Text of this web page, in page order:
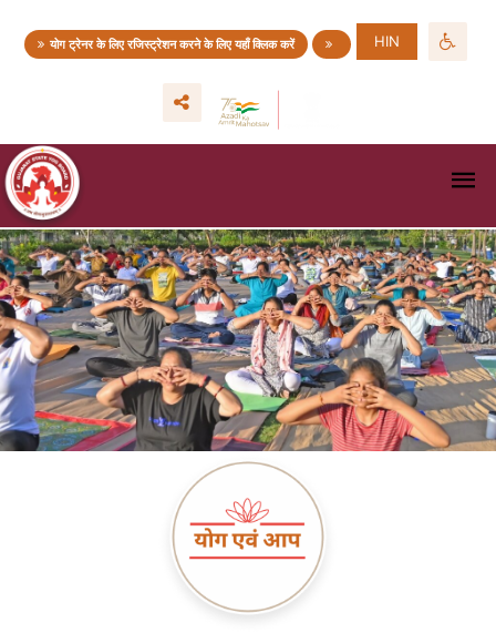
योग ट्रेनर के लिए रजिस्ट्रेशन करने के लिए यहाँ क्लिक करें HIN